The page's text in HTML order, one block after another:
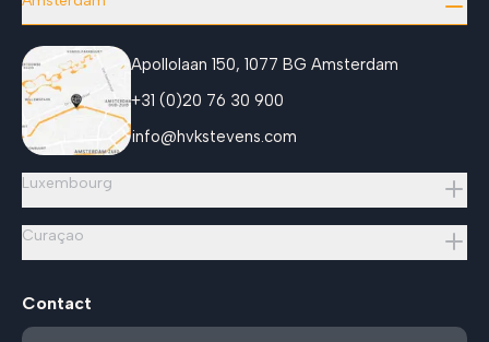
Apollolaan 150, 1077 BG Amsterdam
+31 (0)20 76 30 900
info@hvkstevens.com
Luxembourg
Curaçao
Contact